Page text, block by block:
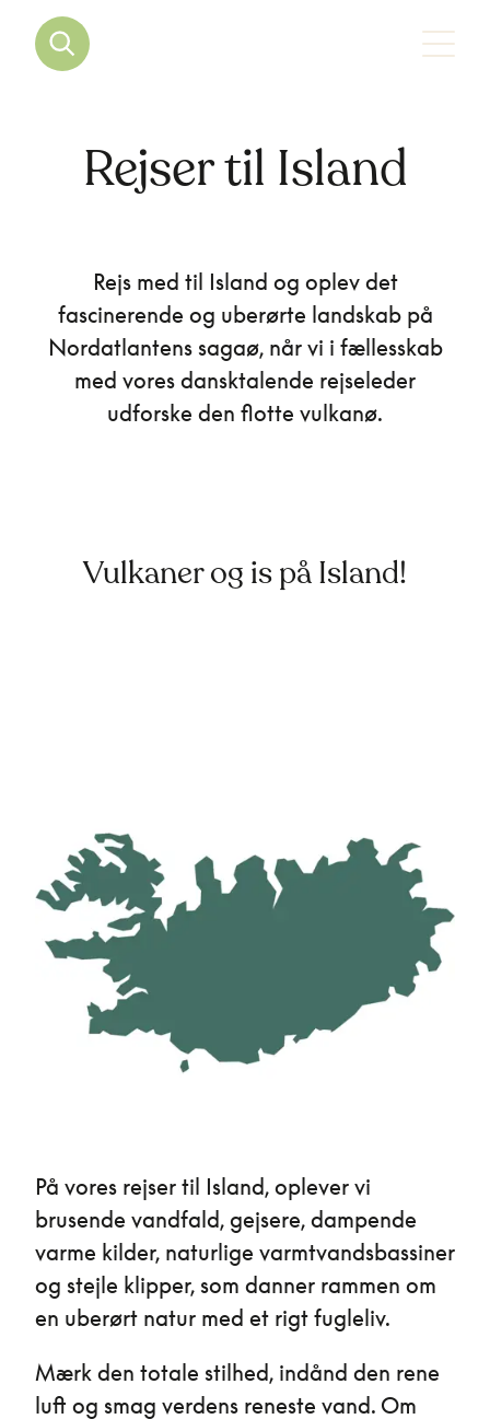
Rejser til Island
Rejs med til Island og oplev det
fascinerende og uberørte landskab på
Nordatlantens sagaø, når vi i fællesskab
med vores dansktalende rejseleder
udforske den flotte vulkanø.
Vulkaner og is på Island!
På vores rejser til Island, oplever vi
brusende vandfald, gejsere, dampende
varme kilder, naturlige varmtvandsbassiner
og stejle klipper, som danner rammen om
en uberørt natur med et rigt fugleliv.
Mærk den totale stilhed, indånd den rene
luft og smag verdens reneste vand. Om